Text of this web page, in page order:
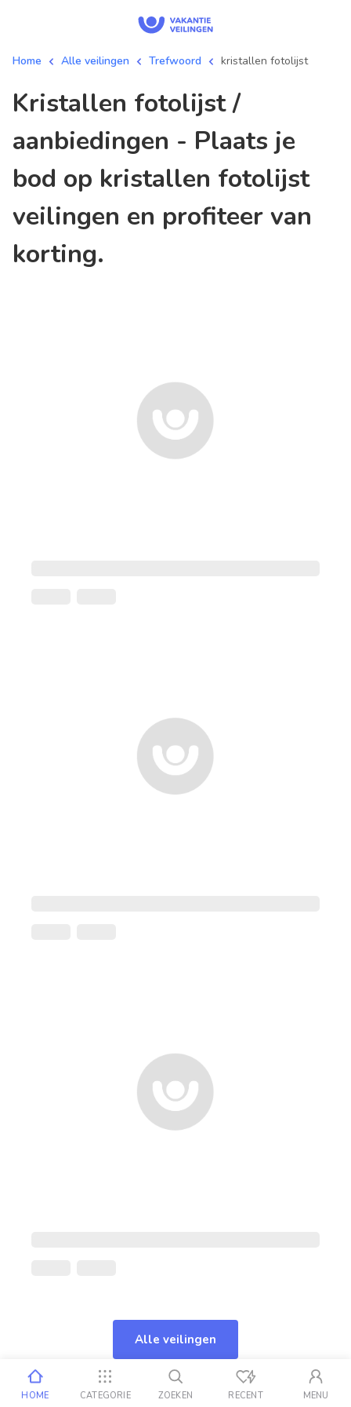
Home Alle veilingen Trefwoord kristallen fotolijst
kristallen fotolijst /
aanbiedingen - Plaats je
bod op kristallen fotolijst
veilingen en profiteer van
korting.
Alle veilingen
HOME CATEGORIE ZOEKEN RECENT MENU